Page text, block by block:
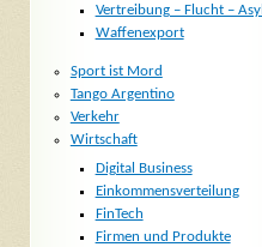
Vertreibung – Flucht – Asyl
Waffenexport
Sport ist Mord
Tango Argentino
Verkehr
Wirtschaft
Digital Business
Einkommensverteilung
FinTech
Firmen und Produkte